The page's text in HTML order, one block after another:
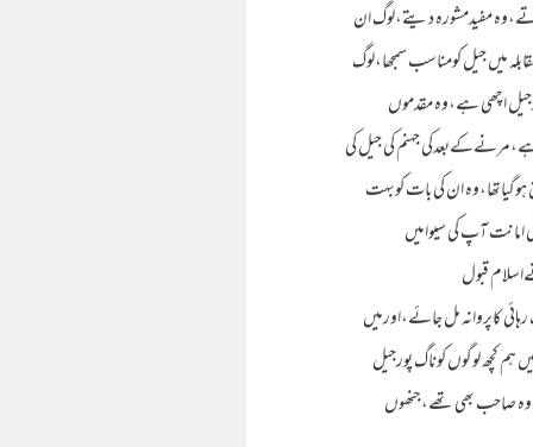
مفیدمشورہ دیتے،لوگ ان
جیل کومناسب سمجھا،لوگ
اچھی ہے،وہ مقدموں
جہنم کی جیل کی
ان کی بات کوبہت
امانت آپ کی سیوامیں
قبول
کاپروانہ مل جائے،اورمیں
کےیہاں سےقیدسےرہائی کاپروانہ ہی سمجھتاہوں ،۱۷ ؍جنوری ۲۰۱۰ ءکومیں نےتہاڑمیں اسلام قبول کیا،دسمبر۲۰۱۰ ءمیں ہم کچھ لوگوں کوناگ پورجیل
میں ایک بجرنگ دل کےوہ صاحب بھی تھے،جنھوں